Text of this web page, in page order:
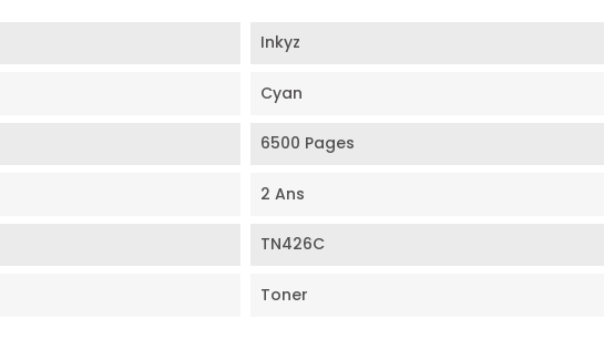
Inkyz
Cyan
6500 Pages
2 Ans
TN426C
Toner